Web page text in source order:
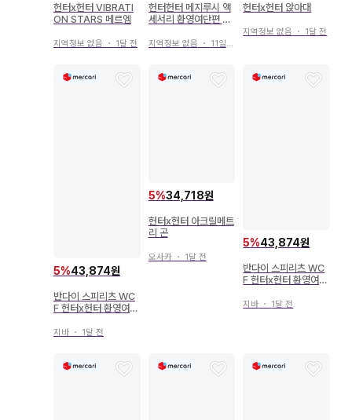
헌터x헌터 VIBRATI
ON STARS 메르엠
지역정보 없음 ・ 1달 전
헌터헌터 메지루시 액
세서리 환영여단편 컴
지역정보 없음 ・ 11일 전
헌터x헌터 앉아대
지역정보 없음 ・ 1달 전
5%43,874원
반다이 스피리츠 WC
F 헌터x헌터 환영여단
지바 ・ 1달 전
5%34,718원
헌터x헌터 아크릴메트
리 곤
오사카・ 1달 전
5%43,874원
반다이 스피리츠 WC
F 헌터x헌터 환영여단
지바 ・ 1달 전